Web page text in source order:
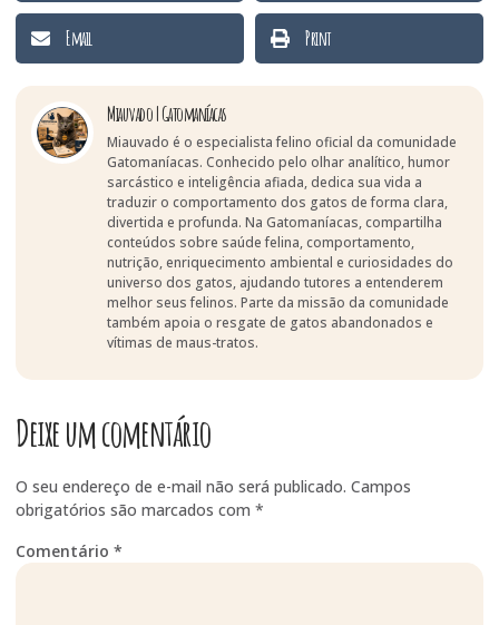
Email Print
Miauvado | Gatomaníacas
Miauvado é o especialista felino oficial da comunidade
Gatomaníacas. Conhecido pelo olhar analítico, humor
sarcástico e inteligência afiada, dedica sua vida a
traduzir o comportamento dos gatos de forma clara,
divertida e profunda. Na Gatomaníacas, compartilha
conteúdos sobre saúde felina, comportamento,
nutrição, enriquecimento ambiental e curiosidades do
universo dos gatos, ajudando tutores a entenderem
melhor seus felinos. Parte da missão da comunidade
também apoia o resgate de gatos abandonados e
vítimas de maus-tratos.
Deixe um comentário
O seu endereço de e-mail não será publicado. Campos
obrigatórios são marcados com *
Comentário *